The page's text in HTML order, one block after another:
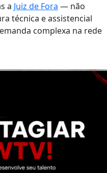
a Juiz de Fora — não
técnica e assistencial
complexa na rede